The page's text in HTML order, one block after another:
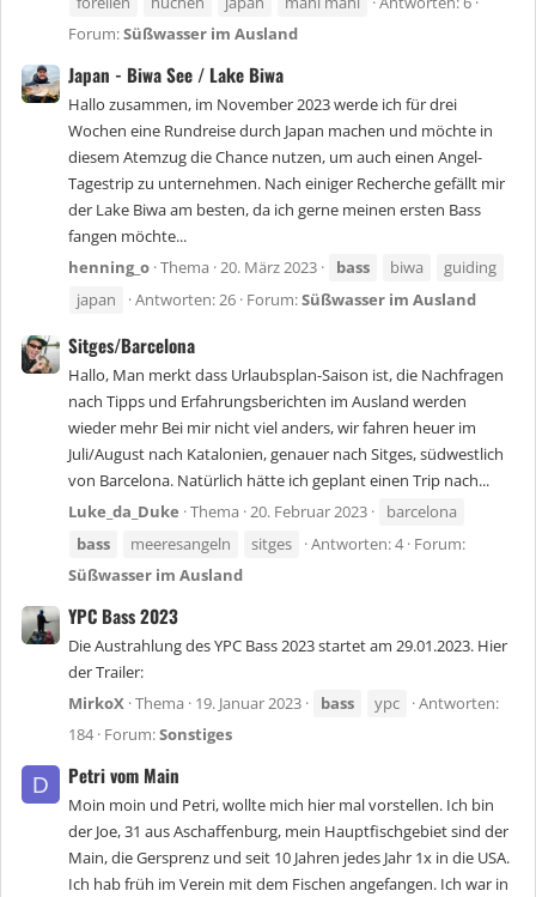
Forum:Süßwasser im Ausland
Japan - Biwa See / Lake Biwa
Hallo zusammen, im November 2023 werde ich für drei
Wochen eine Rundreise durch Japan machen und möchte in
diesem Atemzug die Chance nutzen, um auch einen Angel-
Tagestrip zu unternehmen. Nach einiger Recherche gefällt mir
der Lake Biwa am besten, da ich gerne meinen ersten Bass
fangen möchte...
henning_o Thema 20. März 2023 bass biwa
guiding
japan
Antworten: 26 Forum:Süßwasser im Ausland
Sitges/Barcelona
Hallo, Man merkt dass Urlaubsplan-Saison ist, die Nachfragen
nach Tipps und Erfahrungsberichten im Ausland werden
wieder mehr Bei mir nicht viel anders, wir fahren heuer im
Juli/August nach Katalonien, genauer nach Sitges, südwestlich
von Barcelona. Natürlich hätte ich geplant einen Trip nach...
Luke_da_Duke Thema 20. Februar 2023
barcelona
bass
meeresangeln sitges Antworten: 4 Forum:
Süßwasser im Ausland
YPC Bass 2023
Die Austrahlung des YPC Bass 2023 startet am 29.01.2023. Hier
der Trailer:
MirkoX Thema 19. Januar 2023 bass ypc
Antworten:
184 Forum:Sonstiges
D Petri vom Main
Moin moin und Petri, wollte mich hier mal vorstellen. Ich bin
der Joe, 31 aus Aschaffenburg, mein Hauptfischgebiet sind der
Main, die Gersprenz und seit 10 Jahren jedes Jahr 1x in die USA.
Ich hab früh im Verein mit dem Fischen angefangen. Ich war in